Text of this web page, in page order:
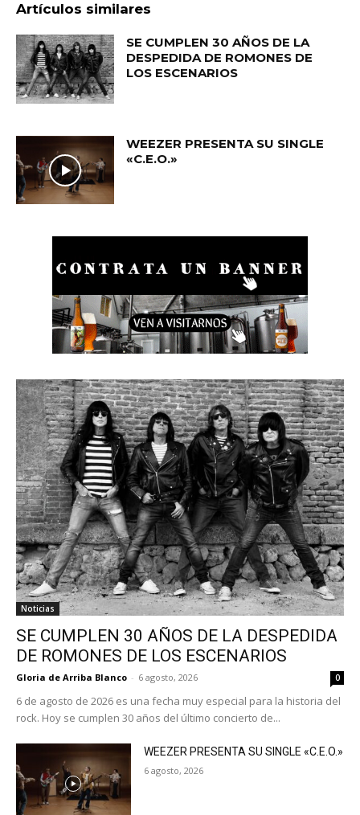
Artículos similares
SE CUMPLEN 30 AÑOS DE LA
DESPEDIDA DE ROMONES DE
LOS ESCENARIOS
WEEZER PRESENTA SU SINGLE
«C.E.O.»
Noticias
SE CUMPLEN 30 AÑOS DE LA DESPEDIDA
DE ROMONES DE LOS ESCENARIOS
Gloria de Arriba Blanco - 6 agosto, 2026 0
6 de agosto de 2026 es una fecha muy especial para la historia del
rock. Hoy se cumplen 30 años del último concierto de...
WEEZER PRESENTA SU SINGLE «C.E.O.»
6 agosto, 2026